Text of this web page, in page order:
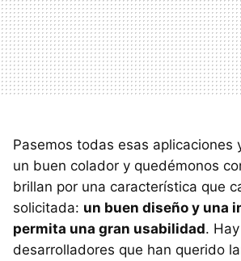
Pasemos todas esas aplicaciones
un buen colador y quedémonos
brillan por una característica que
solicitada: un buen diseño y una
permita una gran usabilidad.
desarrolladores que han querido